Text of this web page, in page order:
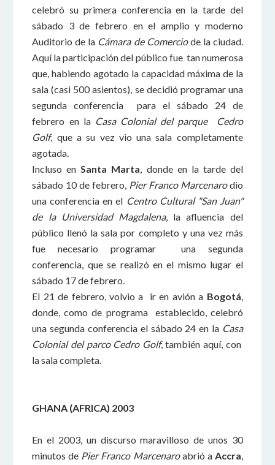
celebró su primera conferencia en la tarde del
sábado 3 de febrero en el amplio y moderno
Auditorio de la Cámara de Comerciode la ciudad.
Aquí la participación del público fue tan numerosa
que, habiendo agotado la capacidad máxima de la
sala (casi 500 asientos), se decidió programar una
segunda conferencia para el sábado 24 de
febrero en la Casa Colonial del parque Cedro
Golf, que a su vez vio una sala completamente
agotada.
Incluso enSanta Marta, donde en la tarde del
sábado 10 de febrero, Pier Franco Marcenarodio
una conferencia en el Centro Cultural "San Juan"
de la Universidad Magdalena, la afluencia del
público llenó la sala por completo y una vez más
fue necesario programar una segunda
conferencia, que se realizó en el mismo lugar el
sábado 17 de febrero.
El 21 de febrero, volvio a ir en avión a Bogotá,
donde, como de programa establecido, celebró
una segunda conferencia el sábado 24 en la Casa
Colonial del parco Cedro Golf, también aquí, con
la sala completa.
GHANA (AFRICA) 2003
En el 2003, un discurso maravilloso de unos 30
minutos de Pier Franco Marcenaroabrió a Accra,